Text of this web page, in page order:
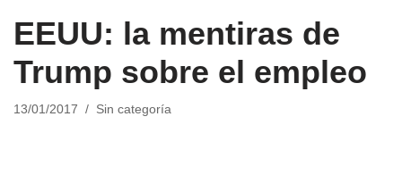
EEUU: la mentiras de
Trump sobre el empleo
13/01/2017 Sin categoría